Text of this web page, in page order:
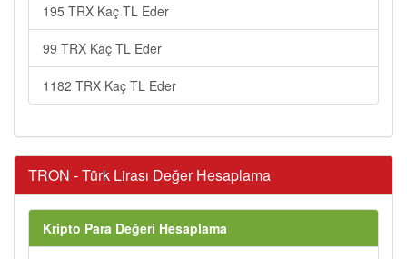
195 TRX Kaç TL Eder
99 TRX Kaç TL Eder
1182 TRX Kaç TL Eder
TRON - Türk Lirası Değer Hesaplama
Kripto Para Değeri Hesaplama